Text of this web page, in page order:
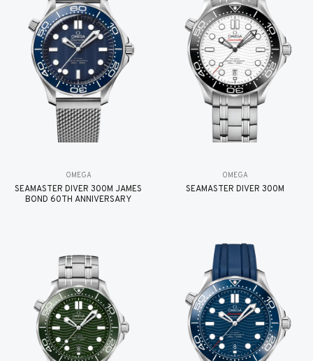
OMEGA
SEAMASTER DIVER 300M JAMES
BOND 60TH ANNIVERSARY
OMEGA
SEAMASTER DIVER 300M